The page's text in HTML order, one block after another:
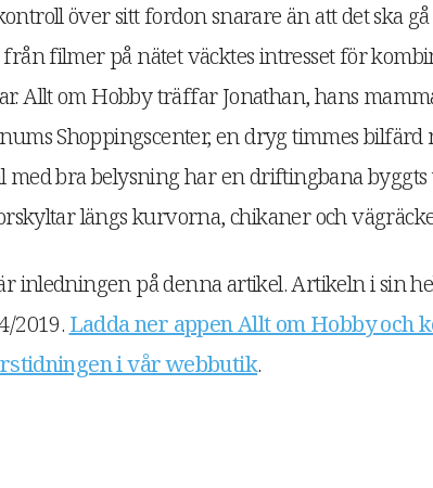
över sitt fordon snarare än att det ska
filmer på nätet väcktes intresset för
Allt om Hobby träffar Jonathan, hans
Shoppingscenter, en dryg timmes
med bra belysning har en driftingbana
längs kurvorna, chikaner och
inledningen på denna artikel. Artikeln i sin
2019. Ladda ner appen Allt om Hobby och
i vår webbutik.